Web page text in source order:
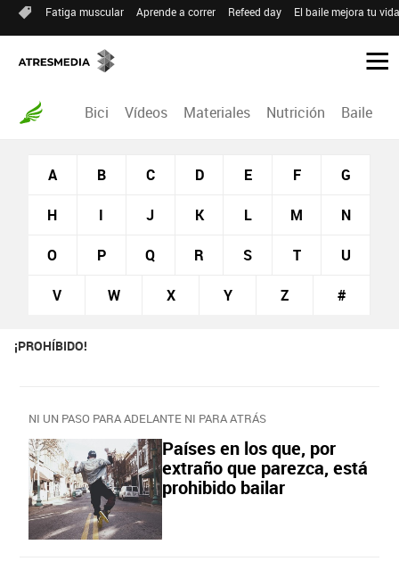
Fatiga muscular Aprende a correr Refeed day El baile mejora tu
Bici Vídeos Materiales Nutrición Baile
A B C D E F G
H I J K L M N
O P Q R S T U
V W X Y Z #
¡PROHÍBIDO!
NI UN PASO PARA ADELANTE NI PARA ATRÁS
Países en los que, por
extraño que parezca, está
prohibido bailar